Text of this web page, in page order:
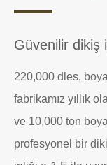
Güvenilir dikiş
220,000 dles,
fabrikamız yıllık
ve 10,000 ton
profesyonel bir